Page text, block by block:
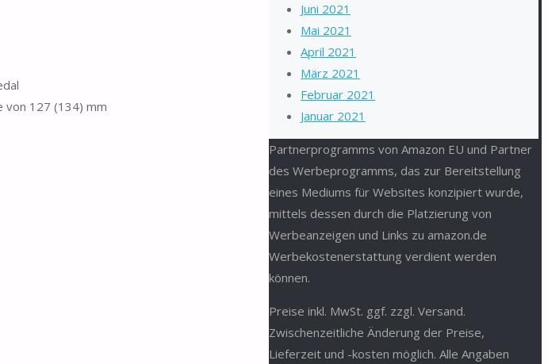
von 127 (134) mm
Juni 2021
Mai 2021
April 2021
März 2021
Februar 2021
Januar 2021
Partnerprogramms von Amazon EU und Partner
des Werbeprogramms, das zur Bereitstellung
eines Mediums für Websites konzipiert wurde,
mittels dessen durch die Platzierung von
Werbeanzeigen und Links zu amazon.de
Werbekostenerstattung verdient werden
können.
Preise inkl. MwSt. ggf. zzgl. Versand.
Zwischenzeitliche Änderung der Preise,
Lieferzeit und -kosten möglich. Alle Angaben